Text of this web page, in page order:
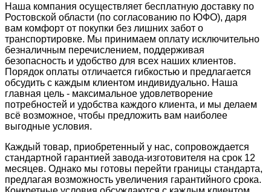
Наша компания осуществляет бесплатную доставку по
Ростовской области (по согласованию по ЮФО), даря
вам комфорт от покупки без лишних забот о
транспортировке. Мы принимаем оплату исключительно
безналичным перечислением, поддерживая
безопасность и удобство для всех наших клиентов.
Порядок оплаты отличается гибкостью и предлагается
обсудить с каждым клиентом индивидуально. Наша
главная цель - максимальное удовлетворение
потребностей и удобства каждого клиента, и мы делаем
всё возможное, чтобы предложить вам наиболее
выгодные условия.
Каждый товар, приобретенный у нас, сопровождается
стандартной гарантией завода-изготовителя на срок 12
месяцев. Однако мы готовы перейти границы стандарта,
предлагая возможность увеличения гарантийного срока.